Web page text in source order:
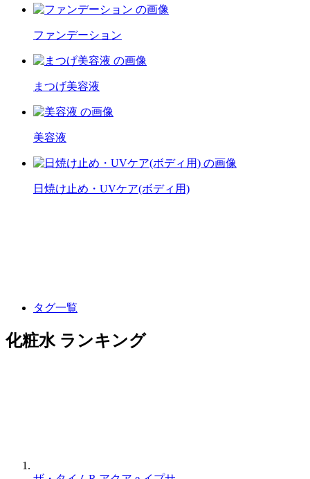
ファンデーション
まつげ美容液
美容液
日焼け止め・UVケア(ボディ用)
タグ一覧
化粧水 ランキング